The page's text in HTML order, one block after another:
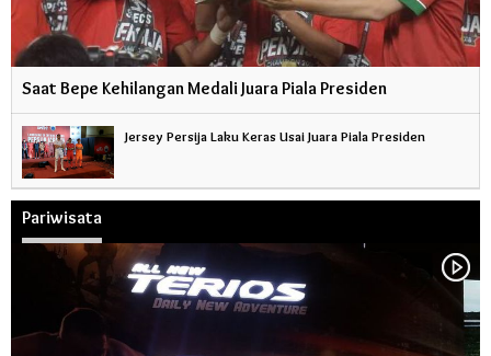
Saat Bepe Kehilangan Medali Juara Piala Presiden
Jersey Persija Laku Keras Usai Juara Piala Presiden
Pariwisata